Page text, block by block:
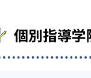
タイルに合った
強方法を確立す
さん得ることもで
デメリットを挙
ーローズでは指名
相模女子大
個別指導